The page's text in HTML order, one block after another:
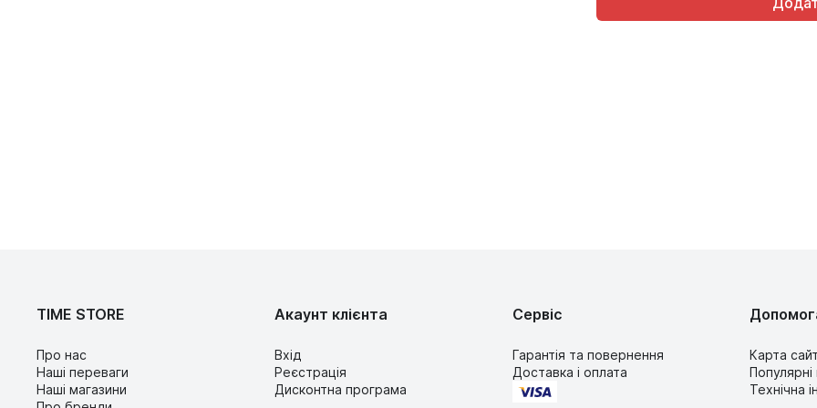
TIME STORE
Про нас
Наші переваги
Наші магазини
Акаунт клієнта
Вхід
Реєстрація
Дисконтна програма
Сервіс
Гарантія та повернення
Доставка і оплата
Карта
Технічна